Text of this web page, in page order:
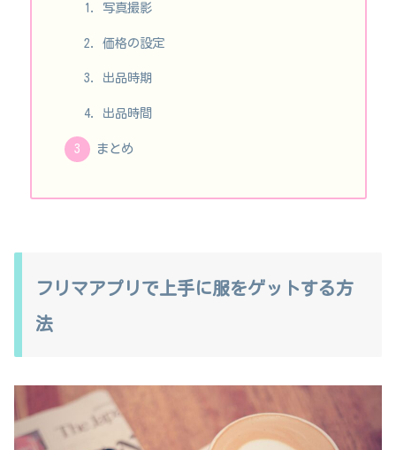
写真撮影
価格の設定
出品時期
出品時間
まとめ
フリマアプリで上手に服をゲットする方
法